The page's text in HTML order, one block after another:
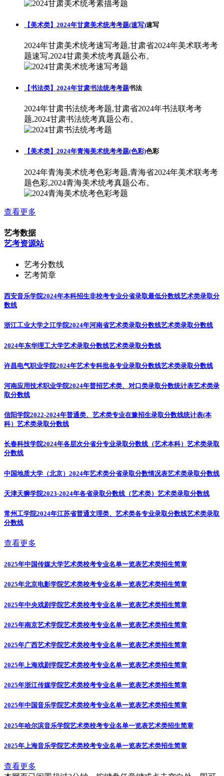
【美术类】2024年甘肃美术统考考题(速写)速写
2024年甘肃美术统考速写考题,甘肃省2024年美术联考考
题速写,2024甘肃美术统考真题公布。
【书法类】2024年甘肃书法统考考题书法
2024年甘肃书法统考考题,甘肃省2024年书法联考考
题,2024甘肃书法统考真题公布。
【美术类】2024年青海美术统考考题(色彩)色彩
2024年青海美术统考色彩考题,青海省2024年美术联考考
题色彩,2024青海美术统考真题公布。
查看更多
艺考数据
艺考资源站
艺考分数线
艺考简章
西安音乐学院2024年本科招生非校考专业分省录取最低分数线艺术类录取分
数线
浙江工业大学之江学院2024年河南省艺术类录取分数线艺术类录取分数线
2024年东华理工大学艺术录取分数线艺术类录取分数线
许昌电气职业学院2024年艺术专科批各专业录取分数线艺术类录取分数线
河南应用技术职业学院2024年普招艺术类、对口类录取分数统计表艺术类录
取分数线
信阳学院2022-2024年普通类、艺术类专业在豫招生录取分数线统计表(本
科） 艺术类录取分数线
长春科技学院2024年各层次分省分专业录取分数线（艺术本科） 艺术类录取
分数线
中国地质大学（北京）2024年艺术类分省录取分数情况表艺术类录取分数线
天津天狮学院2023-2024年各省录取分数线（艺术类） 艺术类录取分数线
常州工学院2024年江苏省普通文理类、艺术类各专业录取分数线艺术类录取
分数线
查看更多
2025年中国传媒大学艺术类校考专业名单一览表艺术类招生简章
2025年北京电影学院艺术类校考专业名单一览表艺术类招生简章
2025年中央戏剧学院艺术类校考专业名单一览表艺术类招生简章
2025年南京艺术学院艺术类校考专业名单一览表艺术类招生简章
2025年广西艺术学院艺术类校考专业名单一览表艺术类招生简章
2025年上海戏剧学院艺术类校考专业名单一览表艺术类招生简章
2025年浙江传媒学院艺术类校考专业名单一览表艺术类招生简章
2025年中国音乐学院艺术类校考专业名单一览表艺术类招生简章
2025年哈尔滨音乐学院艺术类校考专业名单一览表艺术类招生简章
2025年上海音乐学院艺术类校考专业名单一览表艺术类招生简章
查看更多